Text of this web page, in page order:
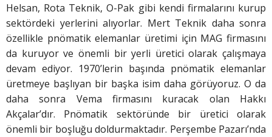
Helsan, Rota Teknik, O-Pak gibi kendi firmalarını kurup
sektördeki yerlerini alıyorlar. Mert Teknik daha sonra
özellikle pnömatik elemanlar üretimi için MAG firmasını
da kuruyor ve önemli bir yerli üretici olarak çalışmaya
devam ediyor. 1970’lerin başında pnömatik elemanlar
üretmeye başlıyan bir başka isim daha görüyoruz. O da
daha sonra Vema firmasını kuracak olan Hakkı
Akçalar’dır. Pnömatik sektöründe bir üretici olarak
önemli bir boşluğu doldurmaktadır. Perşembe Pazarı’nda